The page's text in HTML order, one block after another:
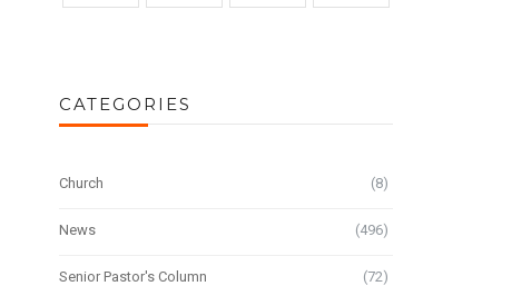
CATEGORIES
Church (8)
News (496)
Senior Pastor's Column (72)